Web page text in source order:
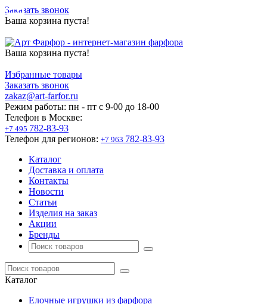
Заказать звонок
Ваша корзина пуста!
Ваша корзина пуста!
Избранные товары
Заказать звонок
zakaz@art-farfor.ru
Режим работы: пн - пт c 9-00 до 18-00
Телефон в Москве:
+7 495 782-83-93
Телефон для регионов: +7 963 782-83-93
Каталог
Доставка и оплата
Контакты
Новости
Статьи
Изделия на заказ
Акции
Бренды
Каталог
Елочные игрушки из фарфора